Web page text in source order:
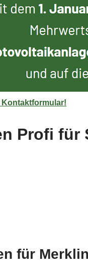
Kontaktformular!
Profi für
für